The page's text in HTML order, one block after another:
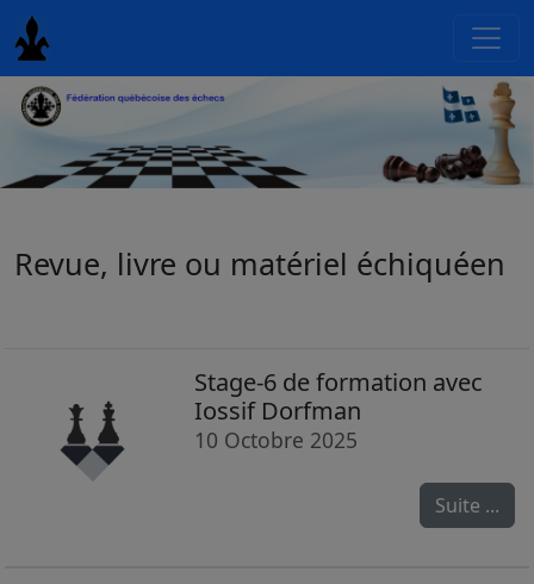
Revue, livre ou matériel échiquéen
Stage-6 de formation avec
Iossif Dorfman
10 Octobre 2025
Suite ...